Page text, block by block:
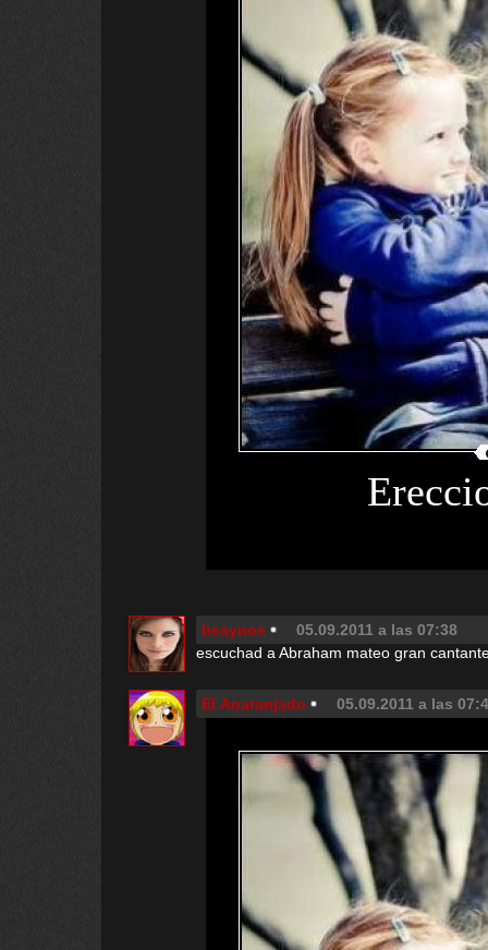
beaynoe
05.09.2011 a las 07:38
escuchad a Abraham mateo gran
El Anaranjado 05.09.2011 a las